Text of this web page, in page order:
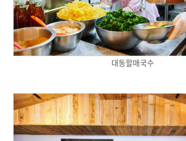
대동할매국수